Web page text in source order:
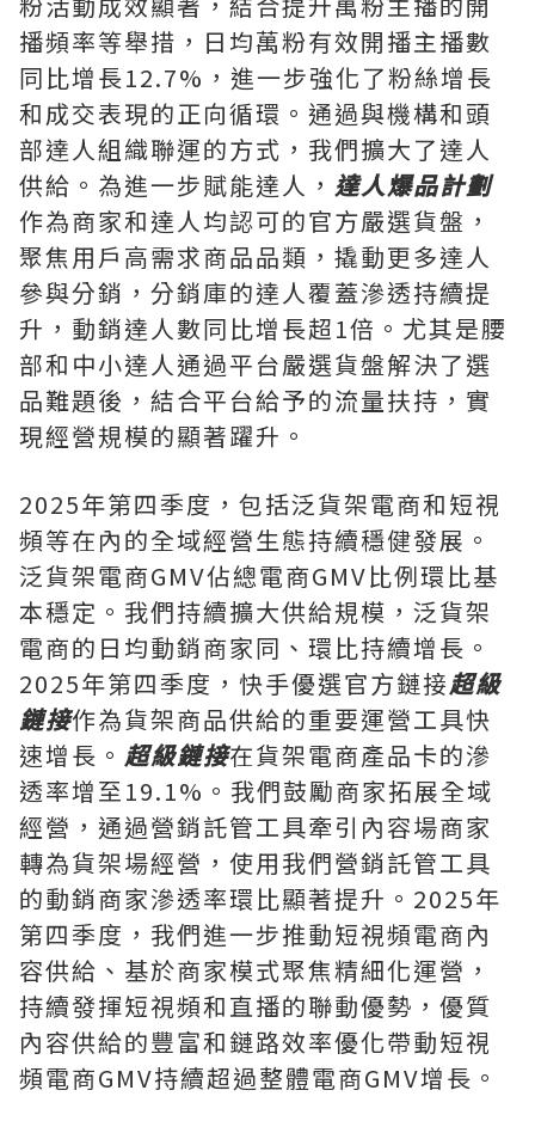
播頻率等舉措，日均萬粉有效開播主播數
同比增長12.7%，進一步強化了粉絲增長
和成交表現的正向循環。通過與機構和頭
部達人組織聯運的方式，我們擴大了達人
供給。為進一步賦能達人， 達人爆品計劃
作為商家和達人均認可的官方嚴選貨盤，
聚焦用戶高需求商品品類，撬動更多達人
參與分銷，分銷庫的達人覆蓋滲透持續提
升，動銷達人數同比增長超1倍。尤其是腰
部和中小達人通過平台嚴選貨盤解決了選
品難題後，結合平台給予的流量扶持，實
現經營規模的顯著躍升。
2025年第四季度，包括泛貨架電商和短視
頻等在內的全域經營生態持續穩健發展。
泛貨架電商GMV佔總電商GMV比例環比基
本穩定。我們持續擴大供給規模，泛貨架
電商的日均動銷商家同、環比持續增長。
2025年第四季度，快手優選官方鏈接超級
鏈接作為貨架商品供給的重要運營工具快
速增長。 超級鏈接在貨架電商產品卡的滲
透率增至19.1%。我們鼓勵商家拓展全域
經營，通過營銷託管工具牽引內容場商家
轉為貨架場經營，使用我們營銷託管工具
的動銷商家滲透率環比顯著提升。2025年
第四季度，我們進一步推動短視頻電商內
容供給、基於商家模式聚焦精細化運營，
持續發揮短視頻和直播的聯動優勢，優質
內容供給的豐富和鏈路效率優化帶動短視
頻電商GMV持續超過整體電商GMV增長。